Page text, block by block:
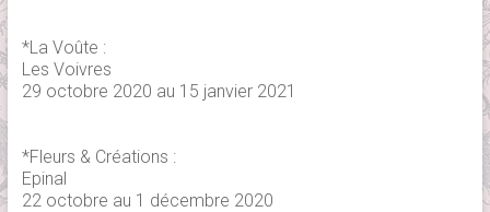
*La Voûte :
Les Voivres
29 octobre 2020 au 15 janvier 2021
*Fleurs & Créations :
Epinal
22 octobre au 1 décembre 2020